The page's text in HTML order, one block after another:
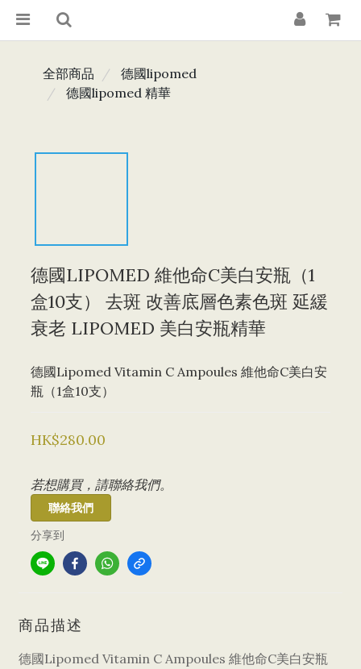
全部商品
德國lipomed
德國lipomed 精華
德國LIPOMED 維他命C美白安瓶（1
盒10支） 去斑 改善底層色素色斑 延緩
衰老 LIPOMED 美白安瓶精華
德國Lipomed Vitamin C Ampoules 維他命C美白安
瓶（1盒10支）
HK$280.00
若想購買，請聯絡我們。
聯絡我們
分享到
商品描述
德國Lipomed Vitamin C Ampoules 維他命C美白安瓶